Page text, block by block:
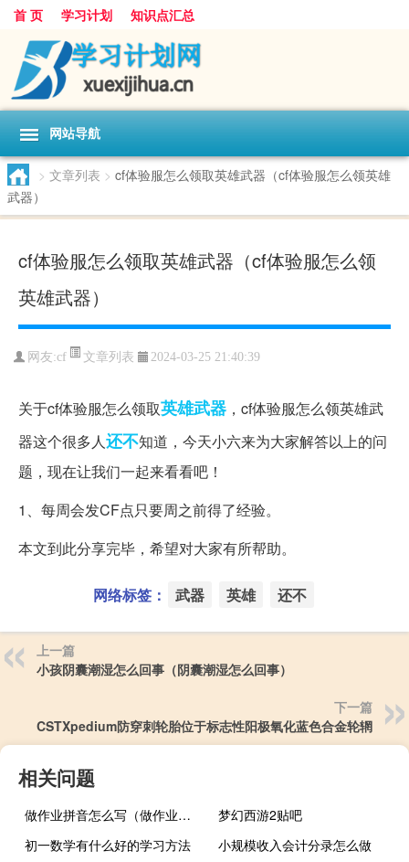
首 页 学习计划 知识点汇总
网站导航
> 文章列表 > cf体验服怎么领取英雄武器（cf体验服怎么领英雄
武器）
cf体验服怎么领取英雄武器（cf体验服怎么领
英雄武器）
网友:cf 文章列表 2024-03-25 21:40:39
关于cf体验服怎么领取英雄武器 ，cf体验服怎么领英雄武
器这个很多人还不知道，今天小六来为大家解答以上的问
题，现在让我们一起来看看吧！
1、每周会发CF点只要周之前得了经验。
本文到此分享完毕，希望对大家有所帮助。
网络标签： 武器 英雄 还不
上一篇
小孩阴囊潮湿怎么回事（阴囊潮湿怎么回事）
下一篇
CSTXpedium防穿刺轮胎位于标志性阳极氧化蓝色合金轮辋
相关问题
做作业拼音怎么写（做作业拼音）
梦幻西游2贴吧
初一数学有什么好的学习方法
小规模收入会计分录怎么做